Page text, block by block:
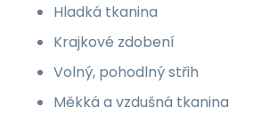
Hladká tkanina
Krajkové zdobení
Volný, pohodlný střih
Měkká a vzdušná tkanina